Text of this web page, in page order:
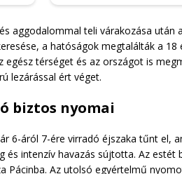
aggodalommal teli várakozása után
a hatóságok megtalálták a 18
egész térséget és az országot is
lezárással ért véget.
biztos nyomai
6-áról 7-ére virradó éjszaka tűnt el,
és intenzív havazás sújtotta. Az
Pácinba. Az utolsó egyértelmű